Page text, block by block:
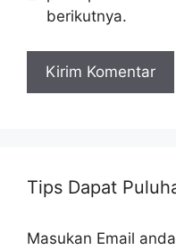
berikutnya.
Tips Dapat
Masukan Email